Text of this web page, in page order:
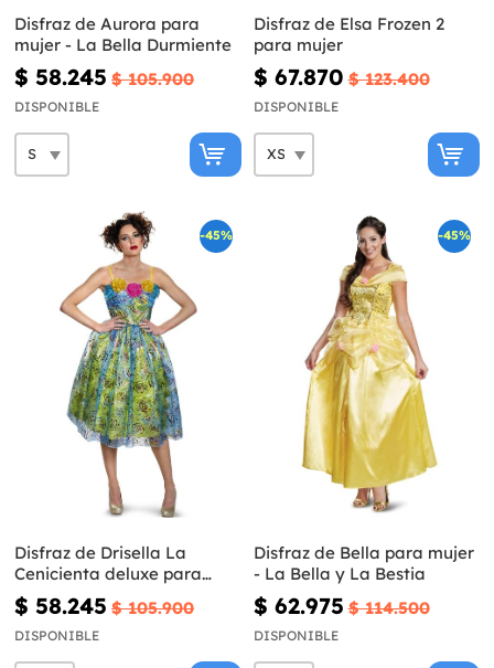
Disfraz de Aurora para
mujer - La Bella Durmiente
$ 58.245 $ 105.900
DISPONIBLE
Disfraz de Elsa Frozen 2
para mujer
$ 67.870 $ 123.400
DISPONIBLE
-45%
Disfraz de Drisella La
Cenicienta deluxe para
mujer
$ 58.245 $ 105.900
DISPONIBLE
-45%
Disfraz de Bella para mujer
- La Bella y La Bestia
$ 62.975 $ 114.500
DISPONIBLE